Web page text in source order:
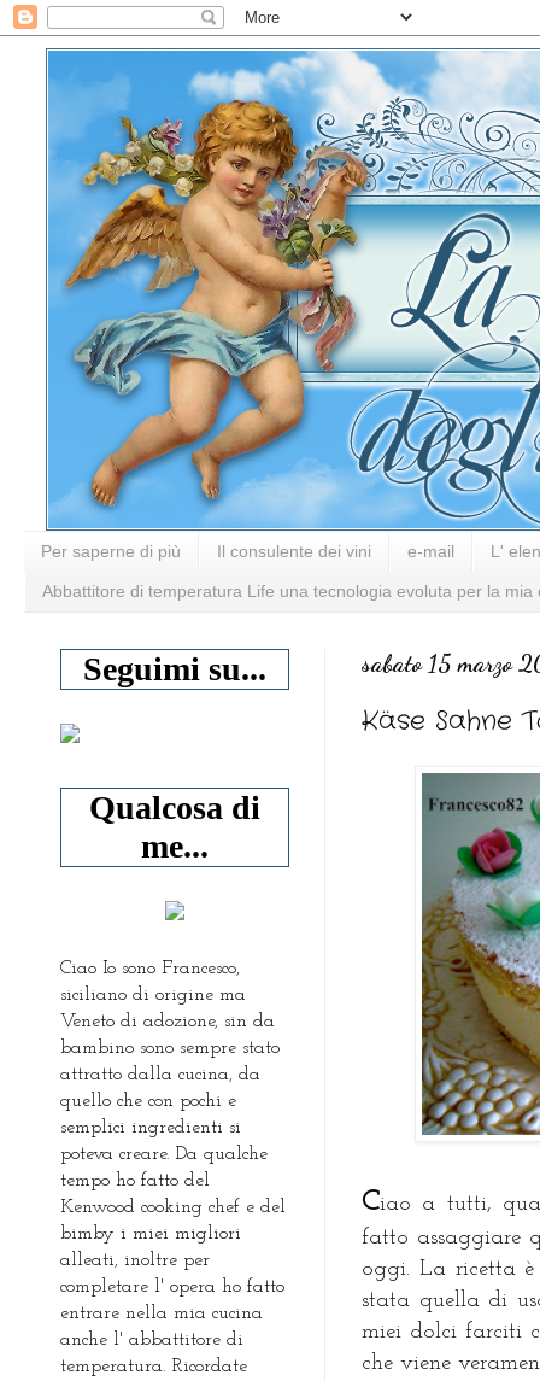
Per saperne di più Il consulente dei vini e-mail L'
Abbattitore di temperatura Life una tecnologia evoluta per la mia
sabato 15 marzo
Käse Sahne
Ciao a tutti,
fatto assaggiare
oggi. La ricetta
stata quella di
miei dolci farciti
che viene
Seguimi su...
Qualcosa di
me...
Ciao Io sono Francesco,
siciliano di origine ma
Veneto di adozione, sin da
bambino sono sempre stato
attratto dalla cucina, da
quello che con pochi e
semplici ingredienti si
poteva creare. Da qualche
tempo ho fatto del
Kenwood cooking chef e del
bimby i miei migliori
alleati, inoltre per
completare l' opera ho fatto
entrare nella mia cucina
anche l' abbattitore di
temperatura. Ricordate